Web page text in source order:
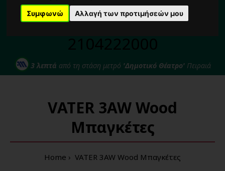
Συμφωνώ Αλλαγή των προτιμήσεών μου
καθυστερήσουν !
Για κάθε σας απορία καλέστε μας στο:
3 λεπτά από τη στάση μετρό 'Δημοτικό Θέατρο'Πειραιά
VATER 3AW Wood
Μπαγκέτες
Home VATER 3AW Wood Μπαγκέτες